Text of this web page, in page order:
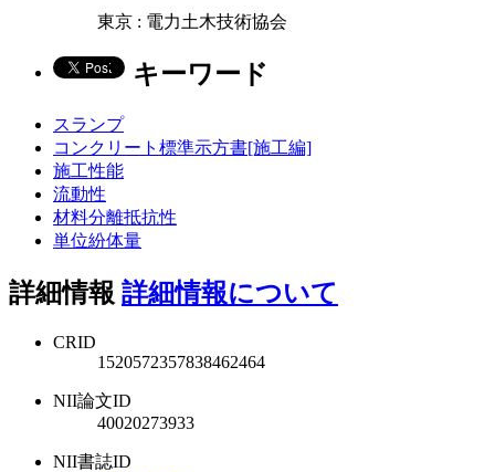
東京 : 電力土木技術協会
キーワード
スランプ
コンクリート標準示方書[施工編]
施工性能
流動性
材料分離抵抗性
単位紛体量
詳細情報 詳細情報について
CRID
1520572357838462464
NII論文ID
40020273933
NII書誌ID